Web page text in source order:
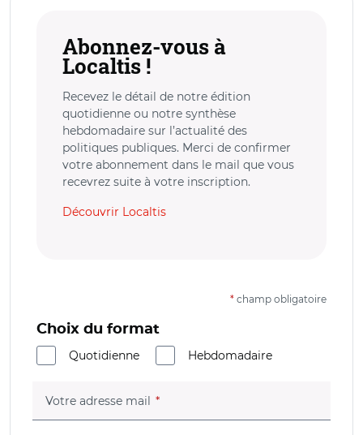
Abonnez-vous à
Localtis !
Recevez le détail de notre édition
quotidienne ou notre synthèse
hebdomadaire sur l’actualité des
politiques publiques. Merci de confirmer
votre abonnement dans le mail que vous
recevrez suite à votre inscription.
Découvrir Localtis
* champ obligatoire
Choix du format
Quotidienne
Hebdomadaire
Votre adresse mail (champ obligatoire)